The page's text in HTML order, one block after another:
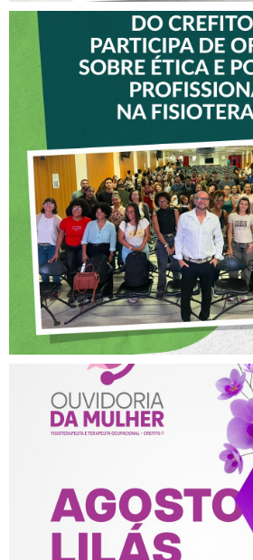
VICE-
CREFITO-7
OFICINA SOBRE
POSTURA
NA
AGOSTO LILÁS –
PROTEGER E
VIOLÊNCIA
MULHER